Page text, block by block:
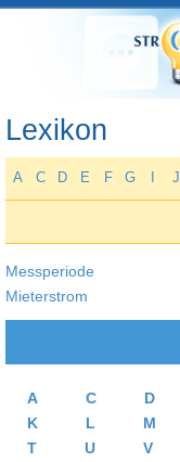
Lexikon
A C D E F G J
Messperiode
Mieterstrom
A C D
K
L M
T
U V